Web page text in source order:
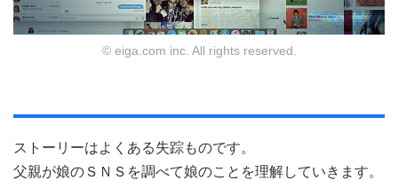
© eiga.com inc. All rights reserved.
ストーリーはよくある失踪ものです。
父親が娘のＳＮＳを調べて娘のことを理解していきます。